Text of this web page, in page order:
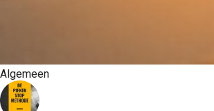
Algemeen